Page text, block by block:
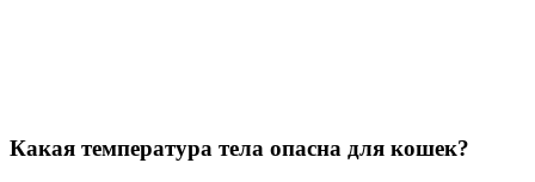
Какая температура тела опасна для кошек?